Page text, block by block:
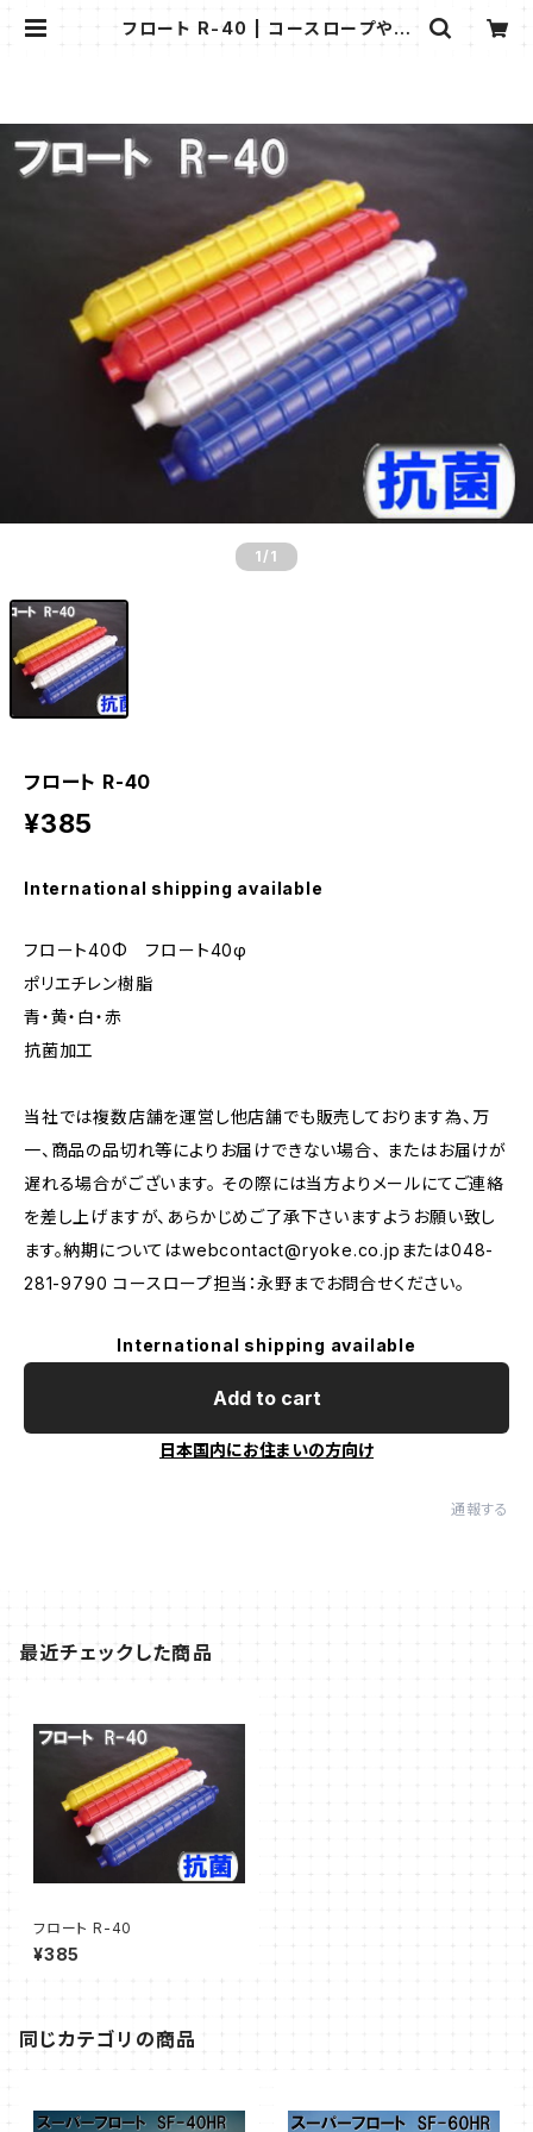
フロート R-40 | コースロープやレ
1 /1
フロート R-40
¥385
International shipping available
フロート40Φ フロート40φ
ポリエチレン樹脂
青・黄・白・赤
抗菌加工
当社では複数店舗を運営し他店舗でも販売しております為、万
一、商品の品切れ等によりお届けできない場合、 またはお届けが
遅れる場合がございます。 その際には当方よりメールにてご連絡
を差し上げますが、あらかじめご了承下さいますようお願い致し
ます。納期についてはwebcontact@ryoke.co.jp または048-
281-9790 コースロープ担当：永野までお問合せください。
International shipping available
Add to cart
日本国内にお住まいの方向け
通報する
最近チェックした商品
フロート R-40
¥385
同じカテゴリの商品